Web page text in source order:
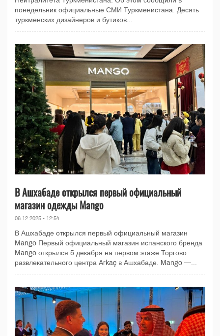
понедельник официальные СМИ Туркменистана. Десять
туркменских дизайнеров и бутиков...
В Ашхабаде открылся первый официальный
магазин одежды Mango
06.12.2025 - 12:54
В Ашхабаде открылся первый официальный магазин
Mango Первый официальный магазин испанского бренда
Mango открылся 5 декабря на первом этаже Торгово-
развлекательного центра Arkaç в Ашхабаде. Mango —...